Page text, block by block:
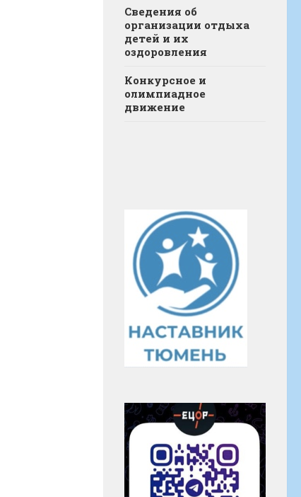
Сведения об
организации отдыха
детей и их
оздоровления
Конкурсное и
олимпиадное
движение